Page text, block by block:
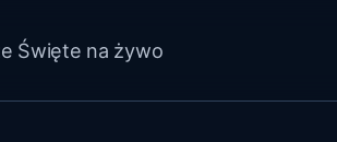
Święte na żywo